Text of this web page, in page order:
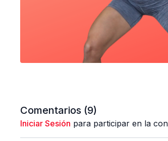
Comentarios (9)
Iniciar Sesión para participar en la